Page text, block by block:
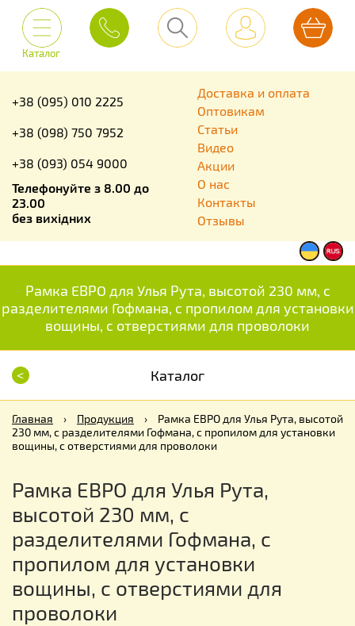
Каталог
+38 (095) 010 2225
+38 (098) 750 7952
+38 (093) 054 9000
Телефонуйте з 8.00 до
23.00
без вихідних
Доставка и оплата
Оптовикам
Статьи
Видео
Акции
О нас
Контакты
Отзывы
Рамка ЕВРО для Улья Рута, высотой 230 мм, с
разделителями Гофмана, с пропилом для установки
вощины, с отверстиями для проволоки
< Каталог
Главная › Продукция ›
Рамка ЕВРО для Улья Рута, высотой
230 мм, с разделителями Гофмана, с пропилом для установки
вощины, с отверстиями для проволоки
Рамка ЕВРО для Улья Рута,
высотой 230 мм, с
разделителями Гофмана, с
пропилом для установки
вощины, с отверстиями для
проволоки